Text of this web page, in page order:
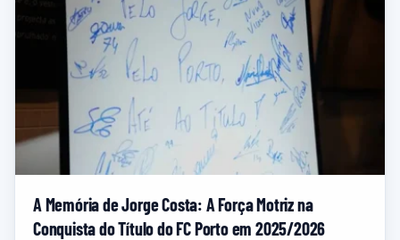
A Memória de Jorge Costa: A Força Motriz na
Conquista do Título do FC Porto em 2025/2026